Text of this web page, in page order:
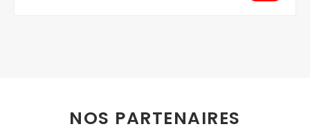
NOS PARTENAIRES